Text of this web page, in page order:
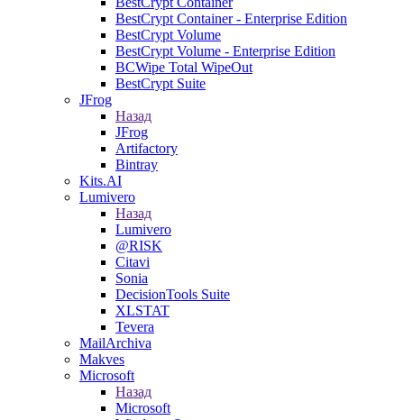
BestCrypt Container - Enterprise Edition
BestCrypt Volume
BestCrypt Volume - Enterprise Edition
BCWipe Total WipeOut
BestCrypt Suite
JFrog
Назад
JFrog
Artifactory
Bintray
Kits.AI
Lumivero
Назад
Lumivero
@RISK
Citavi
Sonia
DecisionTools Suite
XLSTAT
Tevera
MailArchiva
Makves
Microsoft
Назад
Microsoft